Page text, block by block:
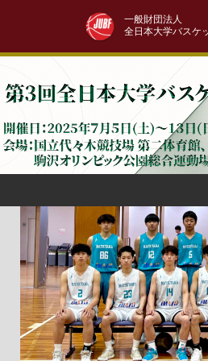
一般財団法人
全日本大学バスケ